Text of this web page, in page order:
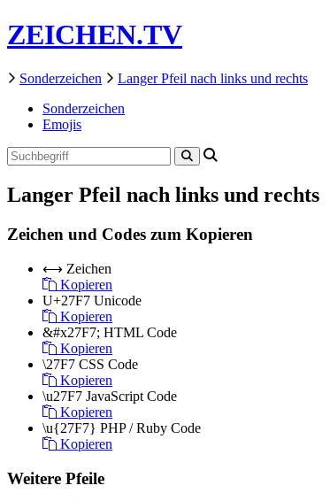
ZEICHEN.TV
Sonderzeichen
Langer Pfeil nach links und rechts
Sonderzeichen
Emojis
Langer Pfeil nach links und rechts
Zeichen und Codes zum Kopieren
⟷ Zeichen
Kopieren
U+27F7 Unicode
Kopieren
&#x27F7; HTML Code
Kopieren
\27F7 CSS Code
Kopieren
\u27F7 JavaScript Code
Kopieren
\u{27F7} PHP / Ruby Code
Kopieren
Weitere Pfeile